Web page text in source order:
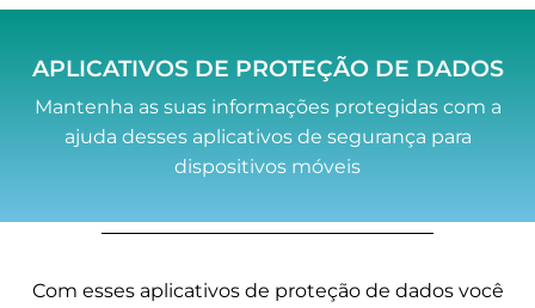
APLICATIVOS DE PROTEÇÃO DE DADOS
Mantenha as suas informações protegidas com a
ajuda desses aplicativos de segurança para
dispositivos móveis
Com esses aplicativos de proteção de dados você